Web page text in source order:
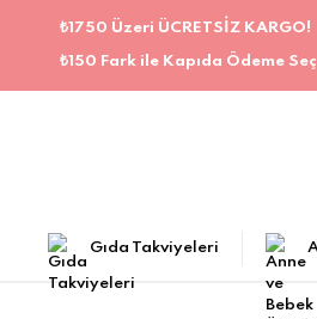
₺1750 Üzeri ÜCRETSİZ KARGO!
₺150 Fark ile Kapıda Ödeme
Gıda Takviyeleri